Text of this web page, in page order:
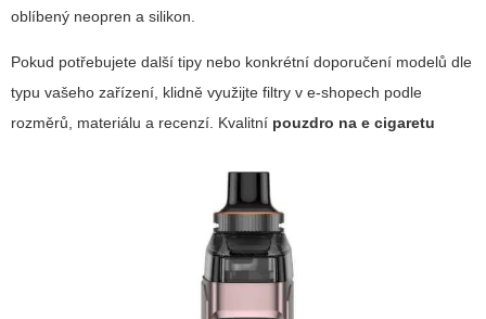
oblíbený neopren a silikon.
Pokud potřebujete další tipy nebo konkrétní doporučení modelů dle
typu vašeho zařízení, klidně využijte filtry v e-shopech podle
rozměrů, materiálu a recenzí. Kvalitní pouzdro na e cigaretu